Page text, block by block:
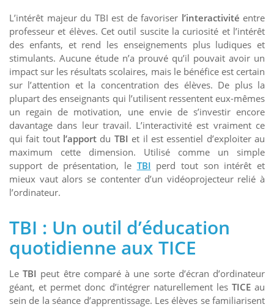
L’intérêt majeur du TBI est de favoriser l’interactivité entre
professeur et élèves. Cet outil suscite la curiosité et l’intérêt
des enfants, et rend les enseignements plus ludiques et
stimulants. Aucune étude n’a prouvé qu’il pouvait avoir un
impact sur les résultats scolaires, mais le bénéfice est certain
sur l’attention et la concentration des élèves. De plus la
plupart des enseignants qui l’utilisent ressentent eux-mêmes
un regain de motivation, une envie de s’investir encore
davantage dans leur travail. L’interactivité est vraiment ce
qui fait tout l’apport du TBI et il est essentiel d’exploiter au
maximum cette dimension. Utilisé comme un simple
support de présentation, le TBI perd tout son intérêt et
mieux vaut alors se contenter d’un vidéoprojecteur relié à
l’ordinateur.
TBI : Un outil d’éducation
quotidienne aux TICE
LeTBI peut être comparé à une sorte d’écran d’ordinateur
géant, et permet donc d’intégrer naturellement les TICEau
sein de la séance d’apprentissage. Les élèves se familiarisent